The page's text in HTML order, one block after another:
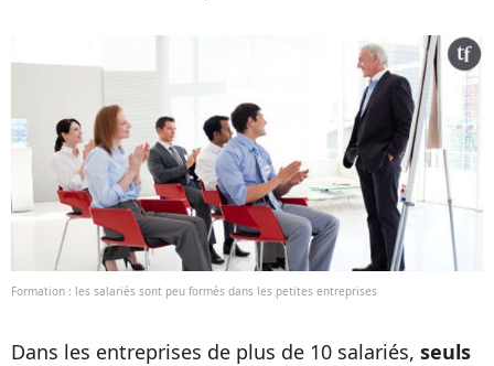
Formation : les salariés sont peu formés dans les petites entreprises
Dans les entreprises de plus de 10 salariés, seuls